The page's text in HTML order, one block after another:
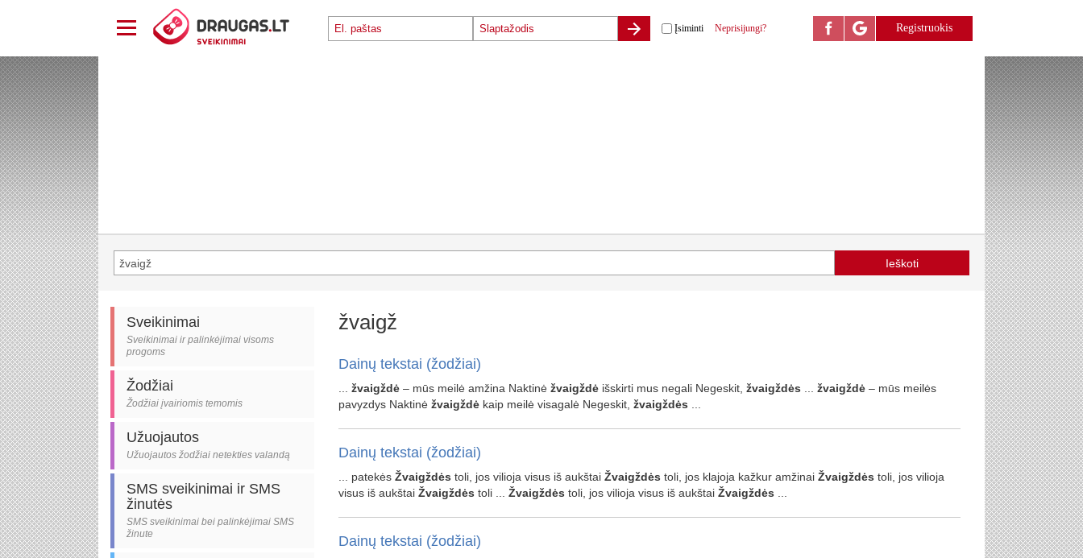
Įsiminti Neprisijungi? Registruokis
Sveikinimai
Sveikinimai ir palinkėjimai visoms
progoms
Žodžiai
Žodžiai įvairiomis temomis
Užuojautos
Užuojautos žodžiai netekties valandą
SMS sveikinimai ir SMS
žinutės
SMS sveikinimai bei palinkėjimai SMS
žinute
žvaigž
Dainų tekstai (žodžiai)
žvaigždė– mūs meilė amžina Naktinė žvaigždėišskirti mus negali Negeskit, žvaigždės žvaigždė– mūs meilės
pavyzdys Naktinė žvaigždėkaip meilė visagalė Negeskit, žvaigždės
Dainų tekstai (žodžiai)
... patekės Žvaigždės toli, jos vilioja visus iš aukštai Žvaigždės toli, jos klajoja kažkur amžinai Žvaigždės toli, jos vilioja
visus iš aukštai Žvaigždės toli ... Žvaigždės toli, jos vilioja visus iš aukštai Žvaigždės
Dainų tekstai (žodžiai)